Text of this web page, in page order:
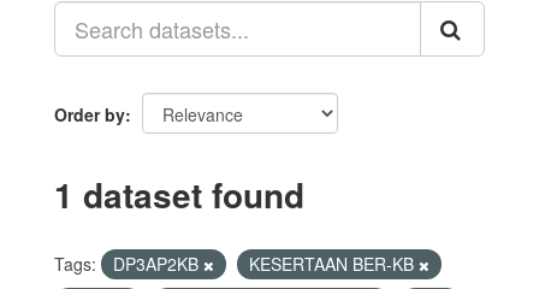
Order by
1 dataset found
Tags: DP3AP2KB
KESERTAAN BER-KB